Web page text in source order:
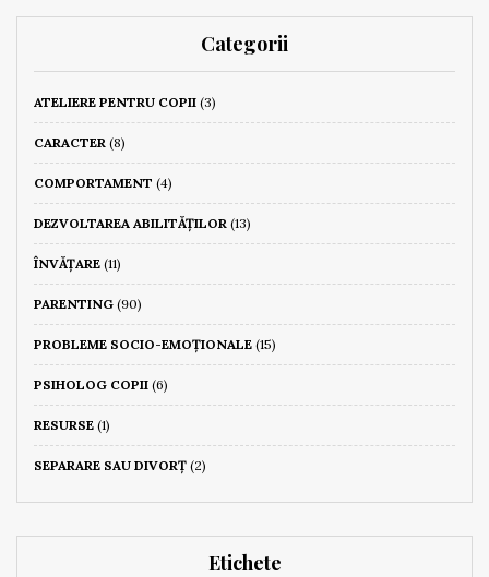
Categorii
ATELIERE PENTRU COPII (3)
CARACTER (8)
COMPORTAMENT (4)
DEZVOLTAREA ABILITĂȚILOR (13)
ÎNVĂȚARE (11)
PARENTING (90)
PROBLEME SOCIO-EMOȚIONALE (15)
PSIHOLOG COPII (6)
RESURSE (1)
SEPARARE SAU DIVORȚ (2)
Etichete